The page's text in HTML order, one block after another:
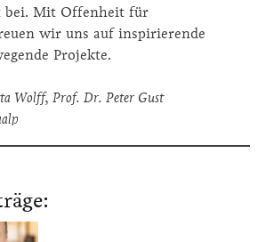
bei. Mit Offenheit für
wir uns auf inspirierende
Projekte.
Wolff, Prof. Dr. Peter Gust